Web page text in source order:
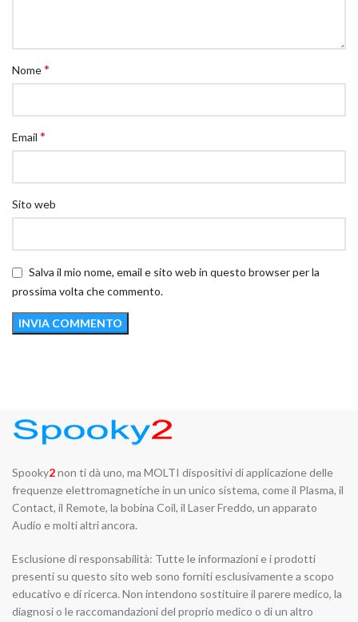
Nome*
Email *
Sito web
Salva il mio nome, email e sito web in questo browser per la
prossima volta che commento.
Spooky2non ti dà uno, ma MOLTI dispositivi di applicazione delle
frequenze elettromagnetiche in un unico sistema, come il Plasma, il
Contact, il Remote, la bobina Coil, il Laser Freddo, un apparato
Audio e molti altri ancora.
Esclusione di responsabilità: Tutte le informazioni e i prodotti
presenti su questo sito web sono forniti esclusivamente a scopo
educativo e di ricerca. Non intendono sostituire il parere medico, la
diagnosi o le raccomandazioni del proprio medico o di un altro